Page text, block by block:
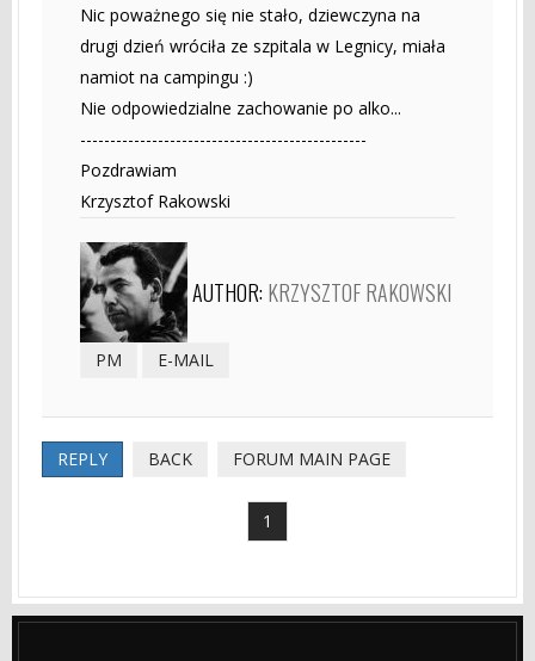
Nic poważnego się nie stało, dziewczyna na
drugi dzień wróciła ze szpitala w Legnicy, miała
namiot na campingu :)
Nie odpowiedzialne zachowanie po alko...
------------------------------------------------
Pozdrawiam
Krzysztof Rakowski
AUTHOR: KRZYSZTOF RAKOWSKI
PM E-MAIL
REPLY BACK FORUM MAIN PAGE
1